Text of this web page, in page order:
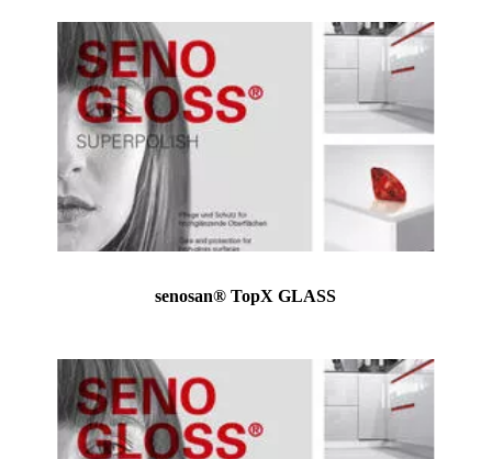
senosan® TopX GLASS